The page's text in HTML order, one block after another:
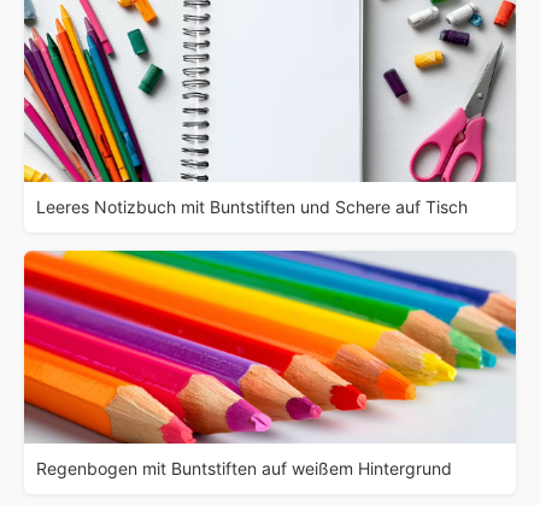
Leeres Notizbuch mit Buntstiften und Schere auf Tisch
Regenbogen mit Buntstiften auf weißem Hintergrund